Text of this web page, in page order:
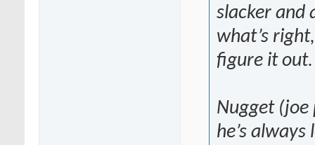
slacker and
what’s
figure it out.
Nugget (joe
he’s